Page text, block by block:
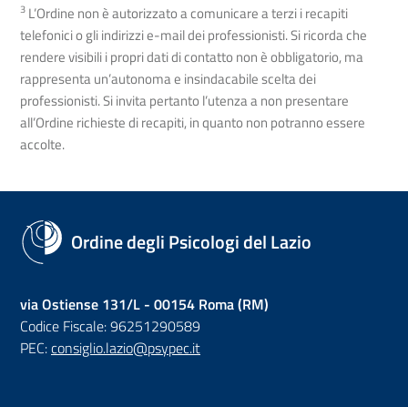
3 L’Ordine non è autorizzato a comunicare a terzi i recapiti
telefonici o gli indirizzi e-mail dei professionisti. Si ricorda che
rendere visibili i propri dati di contatto non è obbligatorio, ma
rappresenta un’autonoma e insindacabile scelta dei
professionisti. Si invita pertanto l’utenza a non presentare
all’Ordine richieste di recapiti, in quanto non potranno essere
accolte.
Ordine degli Psicologi del Lazio
via Ostiense 131/L - 00154 Roma (RM)
Codice Fiscale: 96251290589
PEC:consiglio.lazio@psypec.it